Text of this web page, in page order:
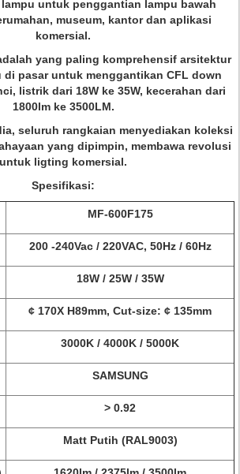
lampu untuk penggantian lampu bawah
museum, kantor dan aplikasi
komersial.
yang paling komprehensif arsitektur
di pasar untuk menggantikan CFL down
listrik dari 18W ke 35W, kecerahan dari
1800lm ke 3500LM.
seluruh rangkaian menyediakan koleksi
yang dipimpin, membawa revolusi
untuk ligting komersial.
Spesifikasi:
MF-600F175
200 -240Vac / 220VAC, 50Hz / 60Hz
18W / 25W / 35W
¢ 170X H89mm, Cut-size: ¢ 135mm
3000K / 4000K / 5000K
SAMSUNG
> 0.92
Matt Putih (RAL9003)